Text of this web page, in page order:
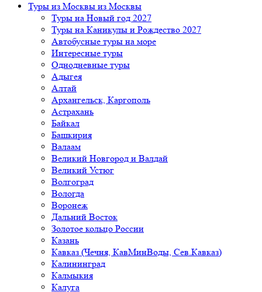
Туры из Москвы из Москвы
Туры на Новый год 2027
Туры на Каникулы и Рождество 2027
Автобусные туры на море
Интересные туры
Однодневные туры
Адыгея
Алтай
Архангельск, Каргополь
Астрахань
Байкал
Башкирия
Валаам
Великий Новгород и Валдай
Великий Устюг
Волгоград
Вологда
Воронеж
Дальний Восток
Золотое кольцо России
Казань
Кавказ (Чечня, КавМинВоды, Сев.Кавказ)
Калининград
Калмыкия
Калуга